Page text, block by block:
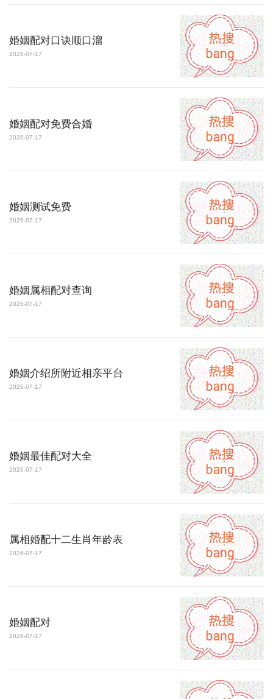
婚姻配对口诀顺口溜
2026-07-17
婚姻配对免费合婚
2026-07-17
婚姻测试免费
2026-07-17
婚姻属相配对查询
2026-07-17
婚姻介绍所附近相亲平台
2026-07-17
婚姻最佳配对大全
2026-07-17
属相婚配十二生肖年龄表
2026-07-17
婚姻配对
2026-07-17